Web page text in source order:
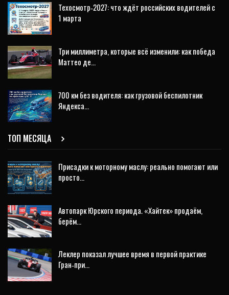
Техосмотр‑2027: что ждёт российских водителей с
1 марта
Три миллиметра, которые всё изменили: как победа
Маттео де…
700 км без водителя: как грузовой беспилотник
Яндекса…
ТОП МЕСЯЦА
Присадки к моторному маслу: реально помогают или
просто…
Автопарк Юрского периода. «Хайтек» продаём,
берём…
Леклер показал лучшее время в первой практике
Гран‑при…